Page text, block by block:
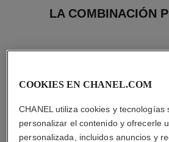
LA COMBINACIÓN
COOKIES EN CHANEL.COM
CHANEL utiliza cookies y tecnologías
personalizar el contenido y ofrecerle
personalizada, incluidos anuncios y